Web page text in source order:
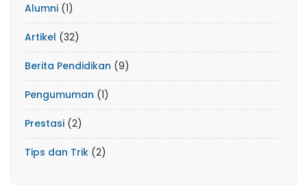
Alumni (1)
Artikel (32)
Berita Pendidikan (9)
Pengumuman (1)
Prestasi (2)
Tips dan Trik (2)